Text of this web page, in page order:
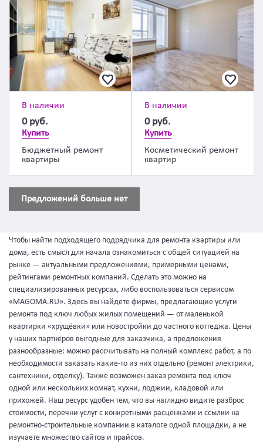
В наличии
0 руб.
Купить
Бюджетный ремонт
квартиры
В наличии
0 руб.
Купить
Косметический ремонт
квартир
Предложений больше нет
Чтобы найти подходящего подрядчика для ремонта квартиры или
дома, есть смысл для начала ознакомиться с общей ситуацией на
рынке — актуальными предложениями, примерными ценами,
рейтингами ремонтных компаний. Сделать это можно на
специализированных ресурсах, либо воспользоваться сервисом
«MAGOMA.RU». Здесь вы найдете фирмы, предлагающие услуги
ремонта под ключ любых жилых помещений — от маленькой
квартирки «хрущёвки» или новостройки до частного коттеджа. Цены
у наших партнёров выгодные для заказчика, а предложения
разнообразные: можно рассчитывать на полный комплекс работ, а по
необходимости заказать какие-то из них отдельно (ремонт электрики,
сантехники, отделку). Также возможен заказ ремонта под ключ
одной или нескольких комнат, кухни, лоджии, кладовой или
прихожей. Наш ресурс удобен тем, что вы наглядно видите разброс
стоимости, перечни услуг с конкретными расценками и ссылки на
ремонтно-строительные компании в каталоге одной площадки, а не
изучаете множество сайтов и прайсов.